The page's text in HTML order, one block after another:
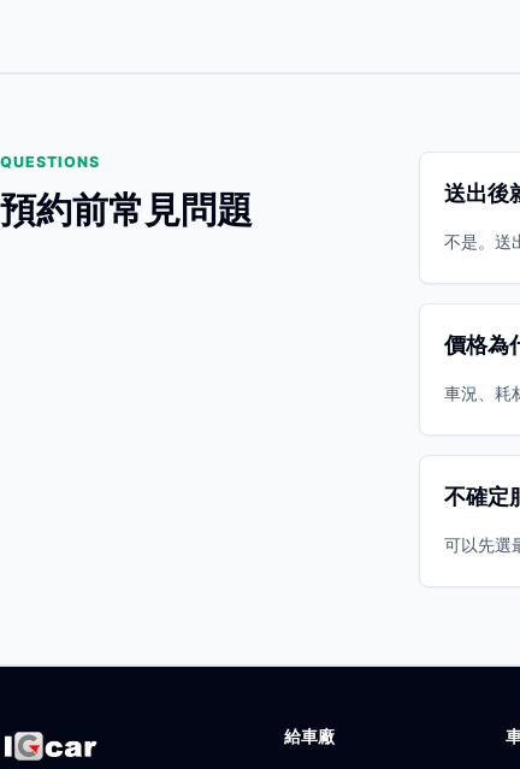
QUESTIONS
預約前常見問題 送出後
不是。送
價格為
車況、耗
不確定
可以先選
給車廠